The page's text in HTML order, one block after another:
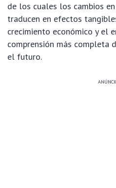
de los cuales los cambios
traducen en efectos
crecimiento económico y el
comprensión más completa
el futuro.